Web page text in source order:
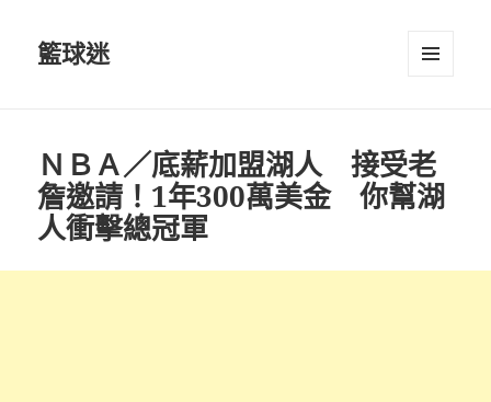
籃球迷
ＮＢＡ／底薪加盟湖人 接受老
詹邀請！1年300萬美金 你幫湖
人衝擊總冠軍